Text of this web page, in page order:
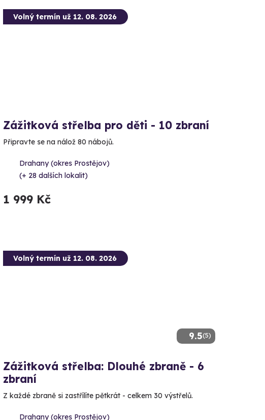
Volný termín už 12. 08. 2026
Zážitková střelba pro děti - 10 zbraní
Připravte se na nálož 80 nábojů.
Drahany (okres Prostějov)
(+ 28 dalších lokalit)
1 999 Kč
9.5(5)
Volný termín už 12. 08. 2026
Zážitková střelba: Dlouhé zbraně - 6
zbraní
Z každé zbraně si zastřílíte pětkrát - celkem 30 výstřelů.
Drahany (okres Prostějov)